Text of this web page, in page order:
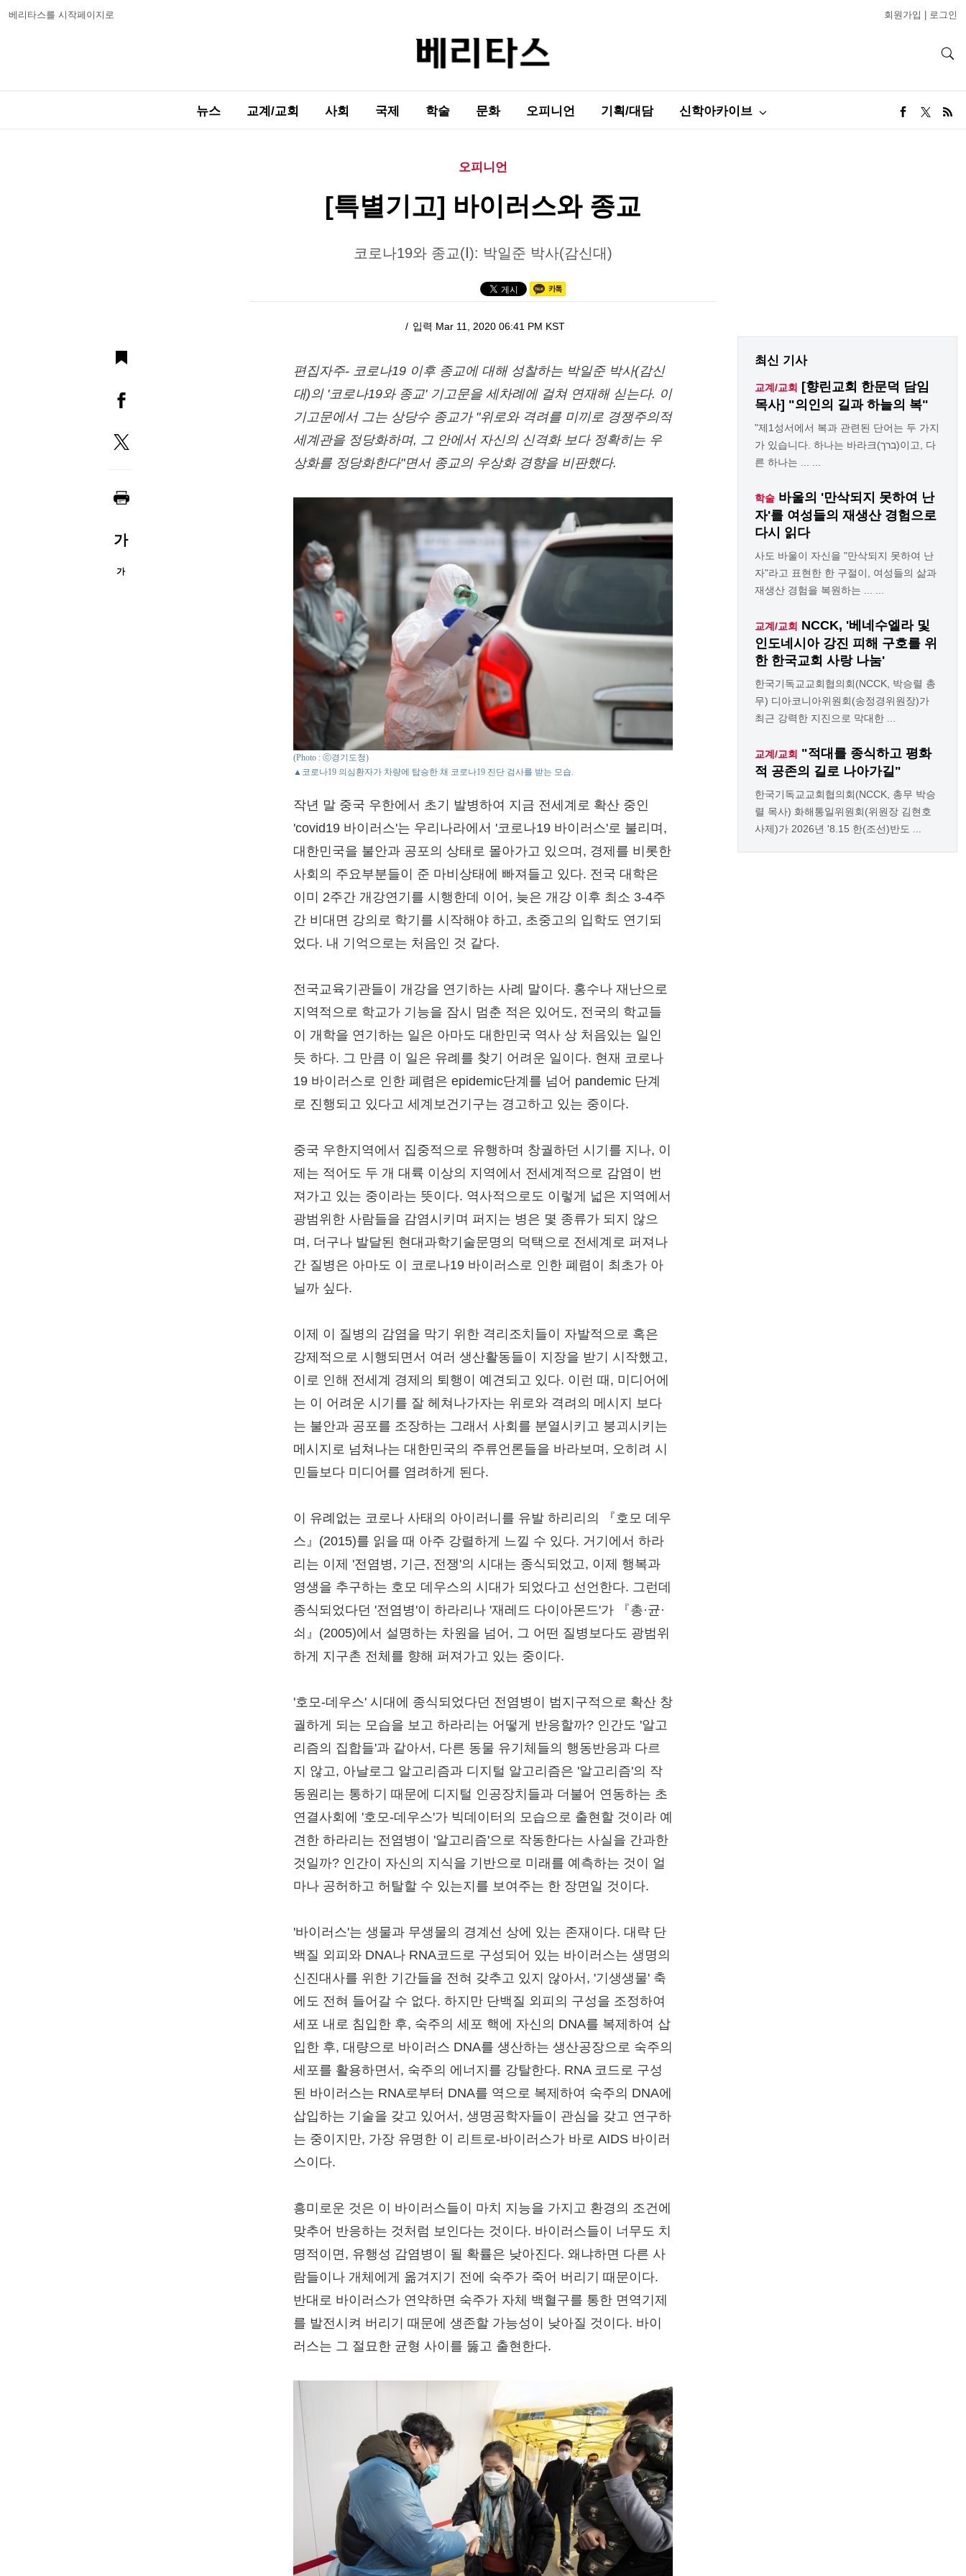
베리타스를 시작페이지로 회원가입 로그인
뉴스 교계/교회 사회 국제 학술 문화 오피니언 기획/대담 신학아카이브
오피니언
[특별기고] 바이러스와 종교
코로나19와 종교(Ⅰ): 박일준 박사(감신대)
입력 Mar 11, 2020 06:41 PM KST
가
가
편집자주- 코로나19 이후 종교에 대해 성찰하는 박일준 박사(감신
대)의 '코로나19와 종교' 기고문을 세차례에 걸쳐 연재해 싣는다. 이
기고문에서 그는 상당수 종교가 "위로와 격려를 미끼로 경쟁주의적
세계관을 정당화하며, 그 안에서 자신의 신격화 보다 정확히는 우
상화를 정당화한다"면서 종교의 우상화 경향을 비판했다.
(Photo : ⓒ경기도청)
▲코로나19 의심환자가 차량에 탑승한 채 코로나19 진단 검사를 받는 모습.
작년 말 중국 우한에서 초기 발병하여 지금 전세계로 확산 중인
'covid19 바이러스'는 우리나라에서 '코로나19 바이러스'로 불리며,
대한민국을 불안과 공포의 상태로 몰아가고 있으며, 경제를 비롯한
사회의 주요부분들이 준 마비상태에 빠져들고 있다. 전국 대학은
이미 2주간 개강연기를 시행한데 이어, 늦은 개강 이후 최소 3-4주
간 비대면 강의로 학기를 시작해야 하고, 초중고의 입학도 연기되
었다. 내 기억으로는 처음인 것 같다.
전국교육기관들이 개강을 연기하는 사례 말이다. 홍수나 재난으로
지역적으로 학교가 기능을 잠시 멈춘 적은 있어도, 전국의 학교들
이 개학을 연기하는 일은 아마도 대한민국 역사 상 처음있는 일인
듯 하다. 그 만큼 이 일은 유례를 찾기 어려운 일이다. 현재 코로나
19 바이러스로 인한 폐렴은 epidemic단계를 넘어 pandemic 단계
로 진행되고 있다고 세계보건기구는 경고하고 있는 중이다.
중국 우한지역에서 집중적으로 유행하며 창궐하던 시기를 지나, 이
제는 적어도 두 개 대륙 이상의 지역에서 전세계적으로 감염이 번
져가고 있는 중이라는 뜻이다. 역사적으로도 이렇게 넓은 지역에서
광범위한 사람들을 감염시키며 퍼지는 병은 몇 종류가 되지 않으
며, 더구나 발달된 현대과학기술문명의 덕택으로 전세계로 퍼져나
간 질병은 아마도 이 코로나19 바이러스로 인한 폐렴이 최초가 아
닐까 싶다.
이제 이 질병의 감염을 막기 위한 격리조치들이 자발적으로 혹은
강제적으로 시행되면서 여러 생산활동들이 지장을 받기 시작했고,
이로 인해 전세계 경제의 퇴행이 예견되고 있다. 이런 때, 미디어에
는 이 어려운 시기를 잘 헤쳐나가자는 위로와 격려의 메시지 보다
는 불안과 공포를 조장하는 그래서 사회를 분열시키고 붕괴시키는
메시지로 넘쳐나는 대한민국의 주류언론들을 바라보며, 오히려 시
민들보다 미디어를 염려하게 된다.
이 유례없는 코로나 사태의 아이러니를 유발 하리리의 『호모 데우
스』(2015)를 읽을 때 아주 강렬하게 느낄 수 있다. 거기에서 하라
리는 이제 '전염병, 기근, 전쟁'의 시대는 종식되었고, 이제 행복과
영생을 추구하는 호모 데우스의 시대가 되었다고 선언한다. 그런데
종식되었다던 '전염병'이 하라리나 '재레드 다이아몬드'가 『총·균·
쇠』(2005)에서 설명하는 차원을 넘어, 그 어떤 질병보다도 광범위
하게 지구촌 전체를 향해 퍼져가고 있는 중이다.
'호모-데우스' 시대에 종식되었다던 전염병이 범지구적으로 확산 창
궐하게 되는 모습을 보고 하라리는 어떻게 반응할까? 인간도 '알고
리즘의 집합들'과 같아서, 다른 동물 유기체들의 행동반응과 다르
지 않고, 아날로그 알고리즘과 디지털 알고리즘은 '알고리즘'의 작
동원리는 통하기 때문에 디지털 인공장치들과 더불어 연동하는 초
연결사회에 '호모-데우스'가 빅데이터의 모습으로 출현할 것이라 예
견한 하라리는 전염병이 '알고리즘'으로 작동한다는 사실을 간과한
것일까? 인간이 자신의 지식을 기반으로 미래를 예측하는 것이 얼
마나 공허하고 허탈할 수 있는지를 보여주는 한 장면일 것이다.
'바이러스'는 생물과 무생물의 경계선 상에 있는 존재이다. 대략 단
백질 외피와 DNA나 RNA코드로 구성되어 있는 바이러스는 생명의
신진대사를 위한 기간들을 전혀 갖추고 있지 않아서, '기생생물' 축
에도 전혀 들어갈 수 없다. 하지만 단백질 외피의 구성을 조정하여
세포 내로 침입한 후, 숙주의 세포 핵에 자신의 DNA를 복제하여 삽
입한 후, 대량으로 바이러스 DNA를 생산하는 생산공장으로 숙주의
세포를 활용하면서, 숙주의 에너지를 강탈한다. RNA 코드로 구성
된 바이러스는 RNA로부터 DNA를 역으로 복제하여 숙주의 DNA에
삽입하는 기술을 갖고 있어서, 생명공학자들이 관심을 갖고 연구하
는 중이지만, 가장 유명한 이 리트로-바이러스가 바로 AIDS 바이러
스이다.
흥미로운 것은 이 바이러스들이 마치 지능을 가지고 환경의 조건에
맞추어 반응하는 것처럼 보인다는 것이다. 바이러스들이 너무도 치
명적이면, 유행성 감염병이 될 확률은 낮아진다. 왜냐하면 다른 사
람들이나 개체에게 옮겨지기 전에 숙주가 죽어 버리기 때문이다.
반대로 바이러스가 연약하면 숙주가 자체 백혈구를 통한 면역기제
를 발전시켜 버리기 때문에 생존할 가능성이 낮아질 것이다. 바이
러스는 그 절묘한 균형 사이를 뚫고 출현한다.
최신 기사
교계/교회
[향린교회 한문덕 담임
목사] "의인의 길과 하늘의 복"
"제1성서에서 복과 관련된 단어는 두 가지
가 있습니다. 하나는 바라크(ברך)이고, 다
른 하나는 ... ...
학술 바울의 '만삭되지 못하여 난
자'를 여성들의 재생산 경험으로
다시 읽다
사도 바울이 자신을 "만삭되지 못하여 난
자"라고 표현한 한 구절이, 여성들의 삶과
재생산 경험을 복원하는 ... ...
교계/교회 NCCK, '베네수엘라 및
인도네시아 강진 피해 구호를 위
한 한국교회 사랑 나눔'
한국기독교교회협의회(NCCK, 박승렬 총
무) 디아코니아위원회(송정경위원장)가
최근 강력한 지진으로 막대한 ...
교계/교회 "적대를 종식하고 평화
적 공존의 길로 나아가길"
한국기독교교회협의회(NCCK, 총무 박승
렬 목사) 화해통일위원회(위원장 김현호
사제)가 2026년 '8.15 한(조선)반도 ...